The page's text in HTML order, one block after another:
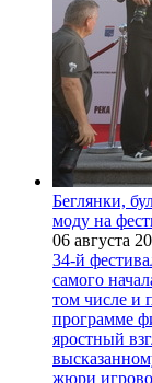
Беглянки,
моду на
06 августа
34-й
самого
том числе и
программе
яростный
жюри